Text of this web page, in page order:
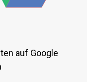
auf Google